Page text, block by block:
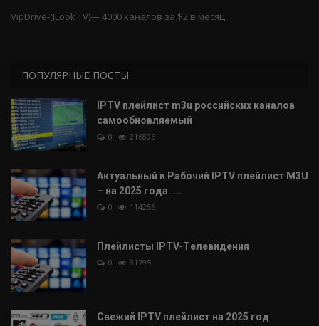
VipDrive-(ILook TV)— 4000 каналов за $2 в месяц,
ПОПУЛЯРНЫЕ ПОСТЫ
IPTV плейлист m3u российских каналов
самообновляемый
0 216896
Актуальный и Рабочий IPTV плейлист M3U
– на 2025 года. ...
0 114256
Плейлисты IPTV-Tелевидения
0 81795
Свежий IPTV плейлист на 2025 год